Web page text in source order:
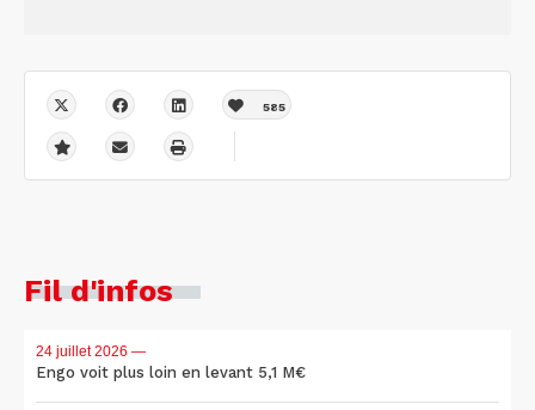
585
Fil d'infos
24 juillet 2026 —
Engo voit plus loin en levant 5,1 M€